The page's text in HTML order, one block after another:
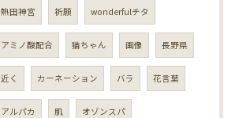
熱田神宮 祈願 wonderfulチタ
アミノ酸配合 猫ちゃん 画像 長野県
近く カーネーション バラ 花言葉
アルパカ 肌 オゾンスパ